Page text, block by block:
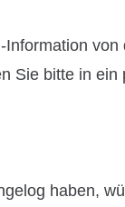
Sie bitte in
haben,